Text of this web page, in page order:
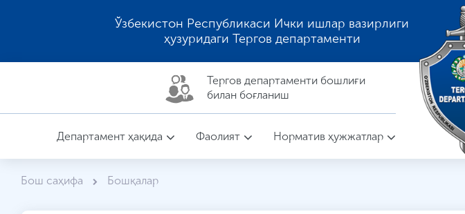
Ўзбекистон Республикаси Ички ишлар вазирлиги
ҳузуридаги Тергов департаменти
Тергов департaменти бошлиғи
билан боғланиш
Департамент ҳақида Фаолият Норматив ҳужжатлар
Бош саҳифа Бошқалар